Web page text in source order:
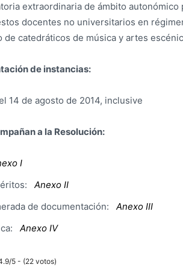
extraordinaria de ámbito autonómico
docentes no universitarios en
de catedráticos de música y artes
de instancias:
14 de agosto de 2014, inclusive
a la Resolución:
I
Anexo II
de documentación:
Anexo III
Anexo IV
5 - (22 votos)